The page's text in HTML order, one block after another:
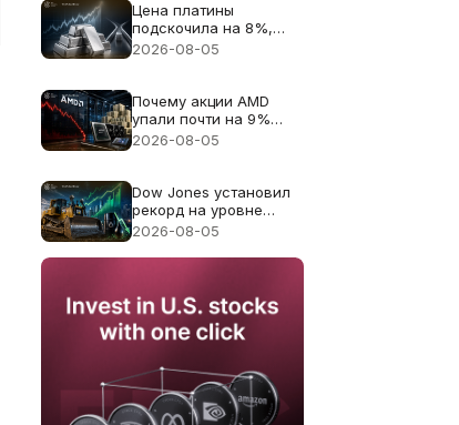
Цена платины
подскочила на 8%,
поскольку дефицит
внимания
2026-08-05
Почему акции AMD
упали почти на 9%
несмотря на
2026-08-05
Dow Jones установил
рекорд на уровне
54,085: Caterpillar дал
рост, падение цен на
ралли
2026-08-05